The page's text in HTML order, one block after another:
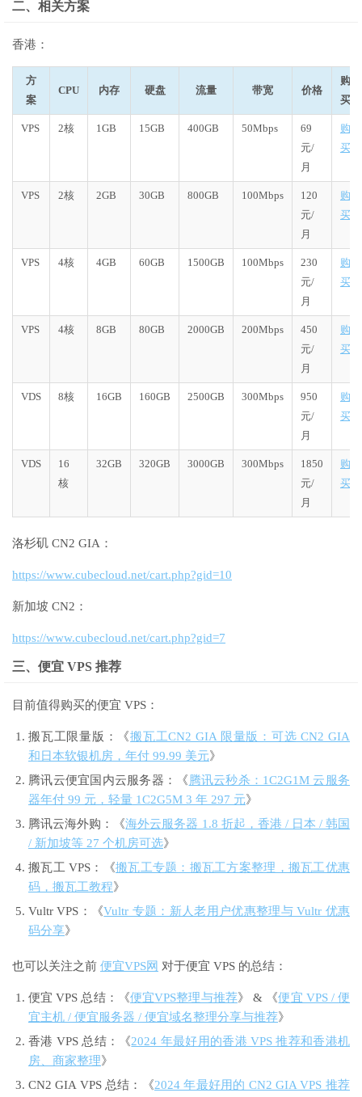
二、相关方案
香港：
方
案
CPU 内存 硬盘 流量 带宽 价格
购
买
VPS 2核 1GB 15GB 400GB 50Mbps
69
元/
月
购
买
VPS 2核 2GB 30GB 800GB 100Mbps
120
元/
月
购
买
VPS 4核 4GB 60GB 1500GB 100Mbps
230
元/
月
购
买
VPS 4核 8GB 80GB 2000GB 200Mbps
450
元/
月
购
买
VDS 8核 16GB 160GB 2500GB 300Mbps
950
元/
月
购
买
VDS
16
核
32GB 320GB 3000GB 300Mbps
1850
元/
月
购
买
洛杉矶 CN2 GIA：
https://www.cubecloud.net/cart.php?gid=10
新加坡 CN2：
https://www.cubecloud.net/cart.php?gid=7
三、便宜 VPS 推荐
目前值得购买的便宜 VPS：
搬瓦工限量版：《搬瓦工CN2 GIA 限量版：可选 CN2 GIA
和日本软银机房，年付 99.99 美元》
腾讯云便宜国内云服务器：《 腾讯云秒杀：1C2G1M 云服务
器年付 99 元，轻量 1C2G5M 3 年 297 元》
腾讯云海外购：《海外云服务器 1.8 折起，香港 / 日本 / 韩国
/ 新加坡等 27 个机房可选》
搬瓦工 VPS：《搬瓦工专题：搬瓦工方案整理，搬瓦工优惠
码，搬瓦工教程》
Vultr VPS：《Vultr 专题：新人老用户优惠整理与 Vultr 优惠
码分享》
也可以关注之前 便宜VPS网 对于便宜 VPS 的总结：
便宜 VPS 总结：《便宜VPS整理与推荐》 & 《便宜 VPS / 便
宜主机 / 便宜服务器 / 便宜域名整理分享与推荐》
香港 VPS 总结：《2024 年最好用的香港 VPS 推荐和香港机
房、商家整理》
CN2 GIA VPS 总结：《2024 年最好用的 CN2 GIA VPS 推荐